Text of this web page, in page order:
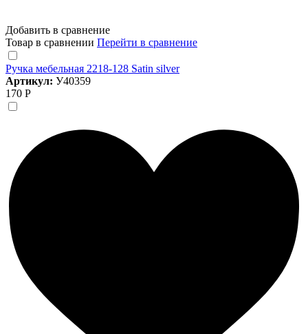
Добавить в сравнение
Товар в сравнении Перейти в сравнение
Ручка мебельная 2218-128 Satin silver
Артикул: У40359
170 Р